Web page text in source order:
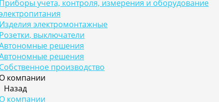
учета, контроля, измерения и оборудование
электромонтажные
выключатели
решения
решения
производство
компании
Назад
компании